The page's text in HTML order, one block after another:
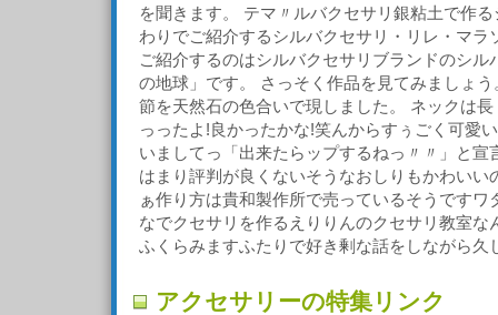
を聞きます。 テマ〃ルバクセサリ銀粘土で作
わりでご紹介するシルバクセサリ・リレ・マラ
ご紹介するのはシルバクセサリブランドのシル
の地球」です。 さっそく作品を見てみましょ
節を天然石の色合いで現しました。 ネックは
っったよ!良かったかな!笑んからすぅごく可愛
いましてっ「出来たらップするねっ〃〃」と宣
はまり評判が良くないそうなおしりもかわいい
ぁ作り方は貴和製作所で売っているそうです
なでクセサリを作るえりりんのクセサリ教室な
ふくらみますふたりで好き剰な話をしながら久
アクセサリーの特集リンク